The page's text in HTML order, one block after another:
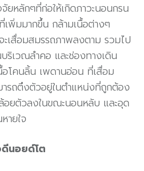
ยหลักๆที่ก่อให้เกิดภาวะนอนกรน
เพิ่มมากขึ้น กล้ามเนื้อต่างๆ
ะเสื่อมสมรรถภาพลงตาม รวมไป
ริเวณลำคอ และช่องทางเดิน
อโคนลิ้น เพดานอ่อน ที่เสื่อม
รถตึงตัวอยู่ในตำแหน่งที่ถูกต้อง
อยตัวลงในขณะนอนหลับ และอุด
ายใจ
นอยด์โต